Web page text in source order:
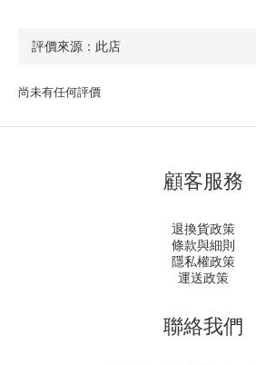
尚未有任何評價
顧客服務
退換貨政策
條款與細則
隱私權政策
運送政策
聯絡我們